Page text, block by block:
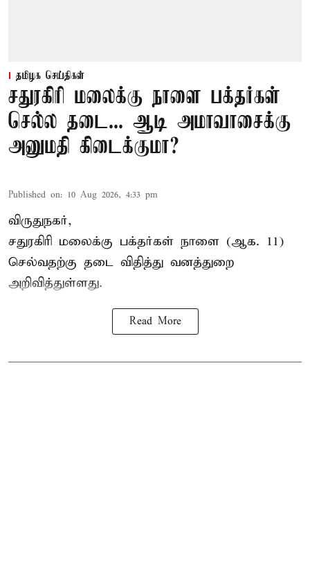
தமிழக செய்திகள்
சதுரகிரி மலைக்கு நாளை பக்தர்கள்
செல்ல தடை... ஆடி அமாவாசைக்கு
அனுமதி கிடைக்குமா?
Published on: 10 Aug 2026, 4:33 pm
விருதுநகர்,
சதுரகிரி மலைக்கு பக்தர்கள் நாளை (ஆக. 11)
செல்வதற்கு தடை விதித்து வனத்துறை
அறிவித்துள்ளது.
Read More